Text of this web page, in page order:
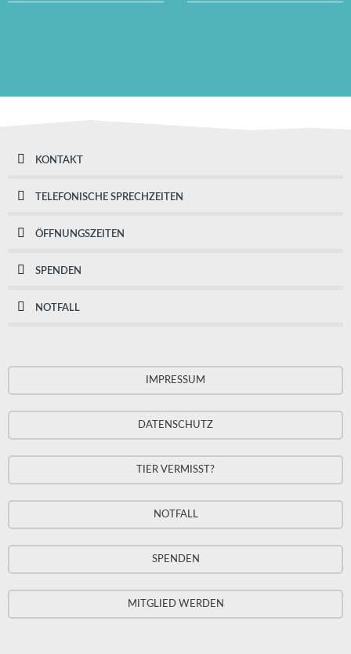
KONTAKT
TELEFONISCHE SPRECHZEITEN
ÖFFNUNGSZEITEN
SPENDEN
NOTFALL
IMPRESSUM
DATENSCHUTZ
TIER VERMISST?
NOTFALL
SPENDEN
MITGLIED WERDEN